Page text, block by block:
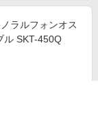
ラルフォンオス
ル SKT-450Q